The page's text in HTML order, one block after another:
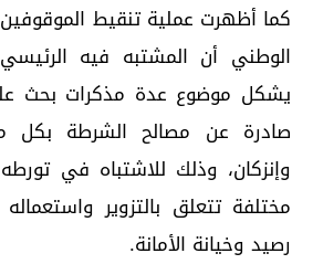
كما أظهرت عملية تنقيط الموقوفين
الوطني أن المشتبه فيه
يشكل موضوع عدة مذكرات بحث
صادرة عن مصالح الشرطة بكل
وإنزكان، وذلك للاشتباه في
مختلفة تتعلق بالتزوير
رصيد وخيانة الأمانة.